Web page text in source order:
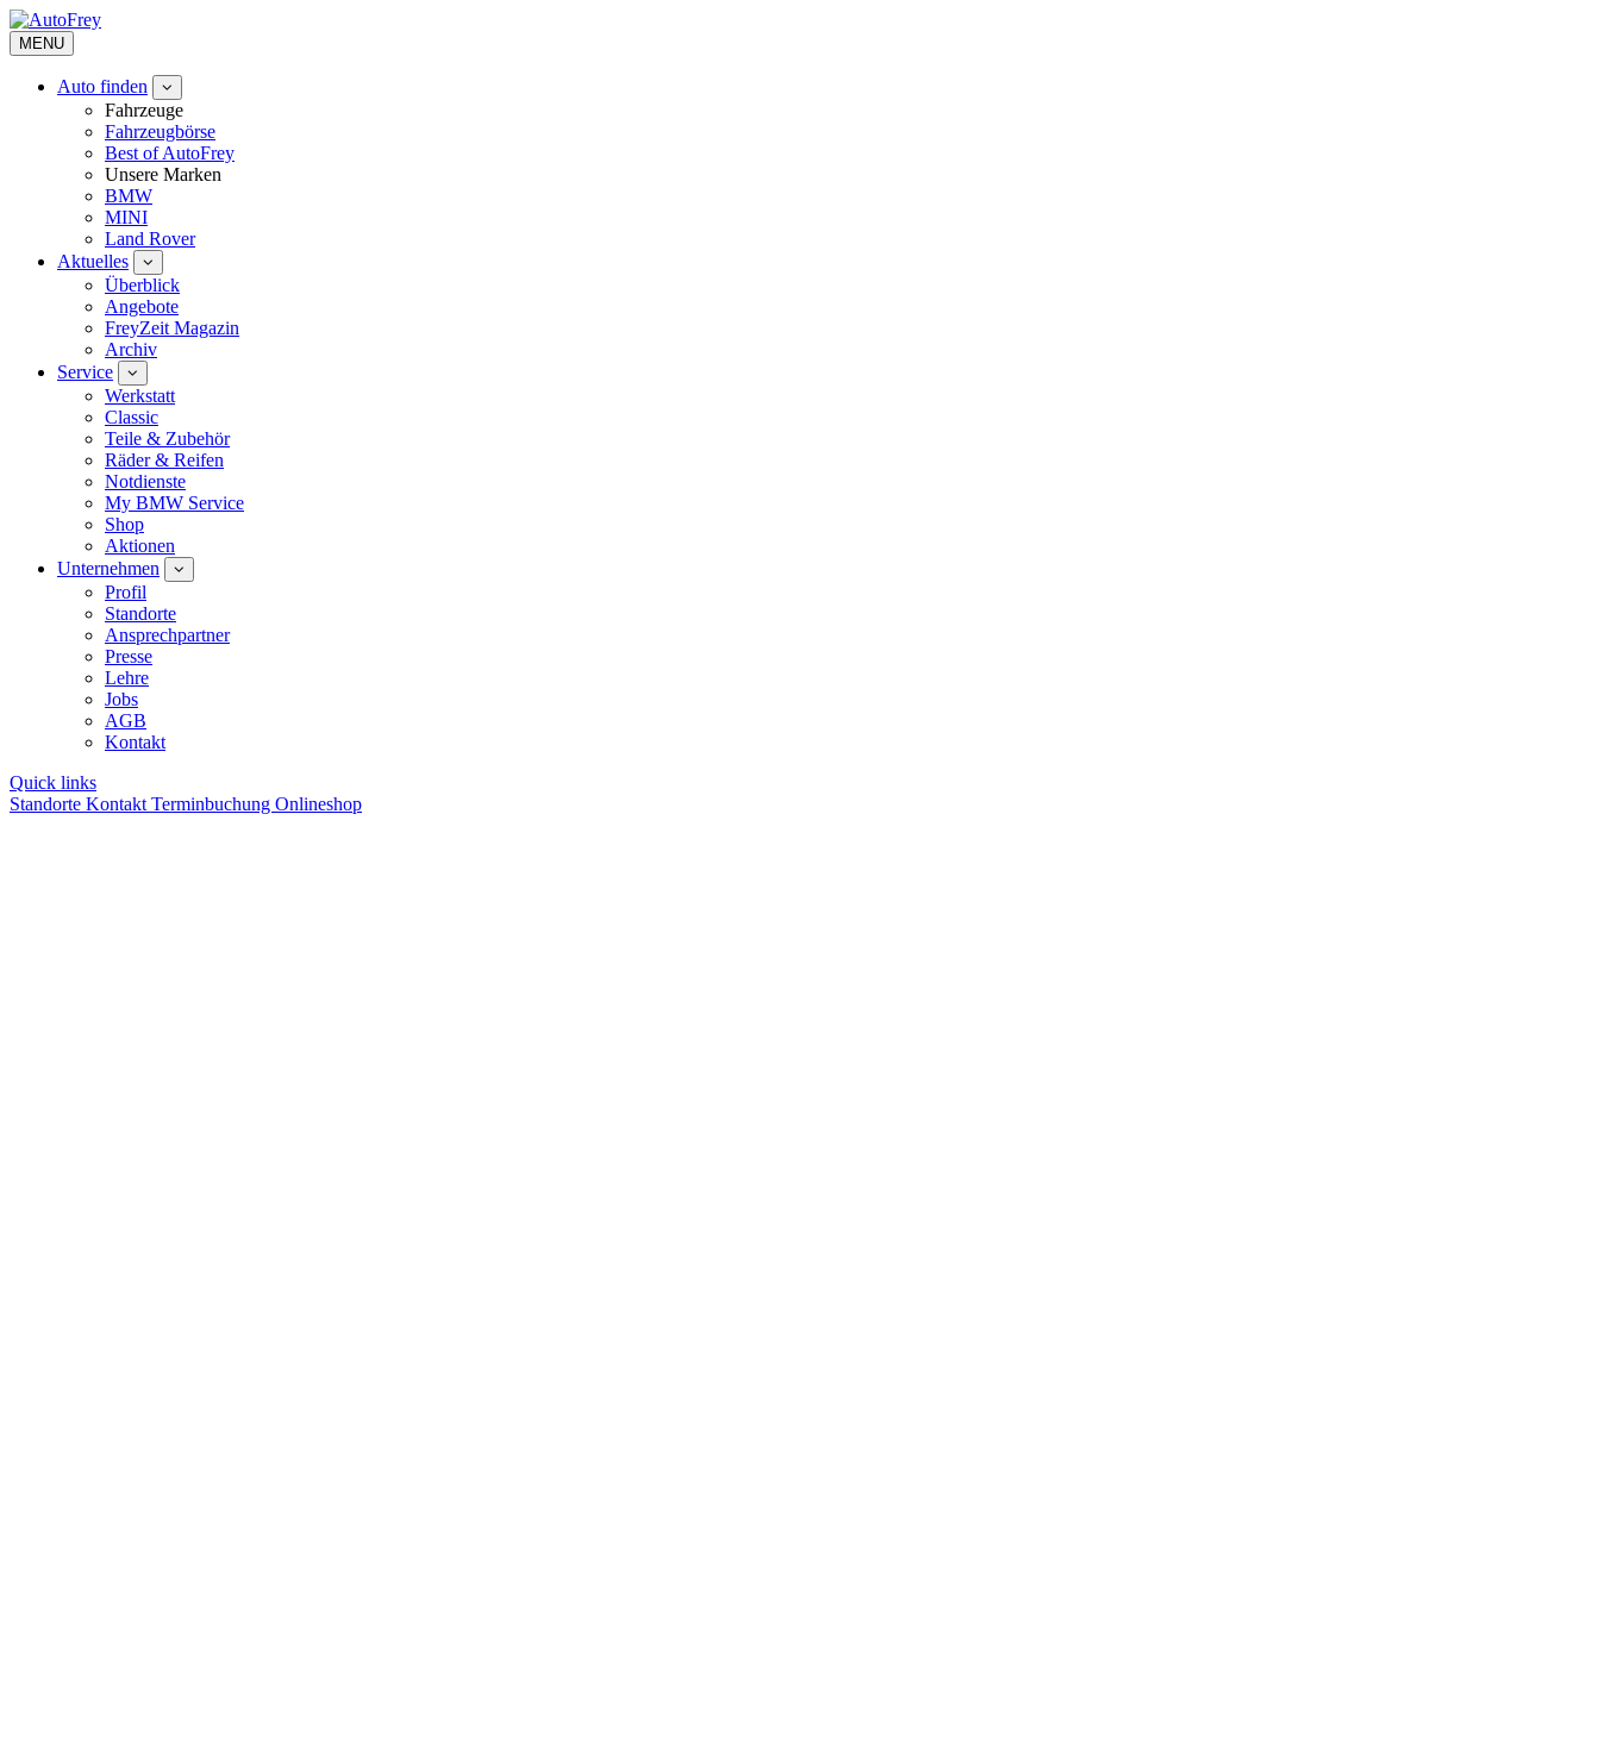
MENU
Auto finden
Fahrzeuge
Fahrzeugbörse
Best of AutoFrey
Unsere Marken
BMW
MINI
Land Rover
Aktuelles
Überblick
Angebote
FreyZeit Magazin
Archiv
Service
Werkstatt
Classic
Teile & Zubehör
Räder & Reifen
Notdienste
My BMW Service
Shop
Aktionen
Unternehmen
Profil
Standorte
Ansprechpartner
Presse
Lehre
Jobs
AGB
Kontakt
Quick links
Standorte Kontakt Terminbuchung Onlineshop